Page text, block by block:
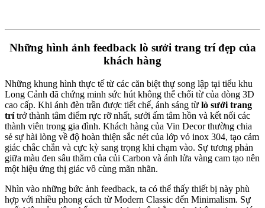
Những hình ảnh feedback lò sưởi trang trí đẹp của
khách hàng
Những khung hình thực tế từ các căn biệt thự song lập tại tiểu khu
Long Cảnh đã chứng minh sức hút không thể chối từ của dòng 3D
cao cấp. Khi ánh đèn trần được tiết chế, ánh sáng từ lò sưởi trang
trítrở thành tâm điểm rực rỡ nhất, sưởi ấm tâm hồn và kết nối các
thành viên trong gia đình. Khách hàng của Vin Decor thường chia
sẻ sự hài lòng về độ hoàn thiện sắc nét của lớp vỏ inox 304, tạo cảm
giác chắc chắn và cực kỳ sang trọng khi chạm vào. Sự tương phản
giữa màu đen sâu thẳm của củi Carbon và ánh lửa vàng cam tạo nên
một hiệu ứng thị giác vô cùng mãn nhãn.
Nhìn vào những bức ảnh feedback, ta có thể thấy thiết bị này phù
hợp với nhiều phong cách từ Modern Classic đến Minimalism. Sự